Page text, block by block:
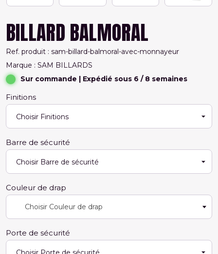
BILLARD BALMORAL
Ref. produit : sam-billard-balmoral-avec-monnayeur
Marque : SAM BILLARDS
Sur commande | Expédié sous 6 / 8 semaines
Finitions
Barre de sécurité
Couleur de drap
Choisir Couleur de drap
Porte de sécurité